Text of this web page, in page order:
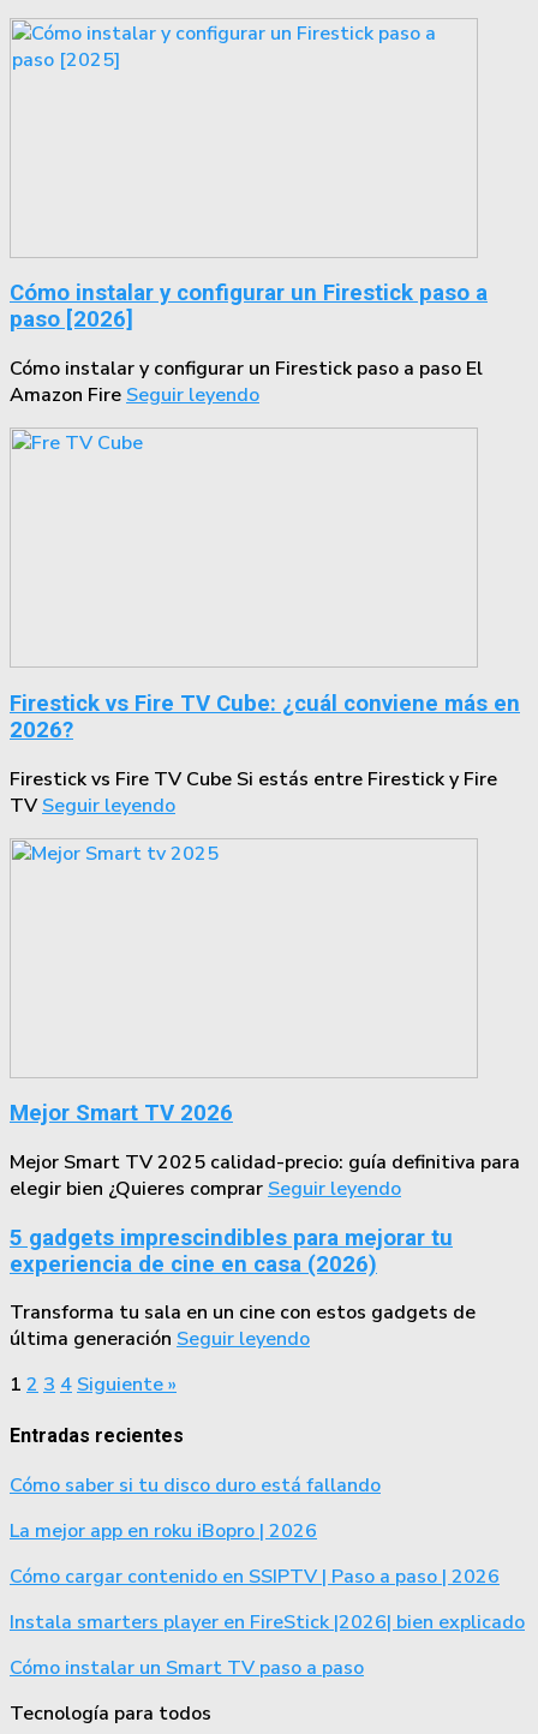
Cómo instalar y configurar un Firestick paso a
paso [2026]
Cómo instalar y configurar un Firestick paso a paso El
Amazon Fire Seguir leyendo
Firestick vs Fire TV Cube: ¿cuál conviene más en
2026?
Firestick vs Fire TV Cube Si estás entre Firestick y Fire
TV Seguir leyendo
Mejor Smart TV 2026
Mejor Smart TV 2025 calidad-precio: guía definitiva para
elegir bien ¿Quieres comprar Seguir leyendo
5 gadgets imprescindibles para mejorar tu
experiencia de cine en casa (2026)
Transforma tu sala en un cine con estos gadgets de
última generación Seguir leyendo
1 2 3 4 Siguiente »
Entradas recientes
Cómo saber si tu disco duro está fallando
La mejor app en roku iBopro | 2026
Cómo cargar contenido en SSIPTV | Paso a paso | 2026
Instala smarters player en FireStick |2026| bien explicado
Cómo instalar un Smart TV paso a paso
Tecnología para todos